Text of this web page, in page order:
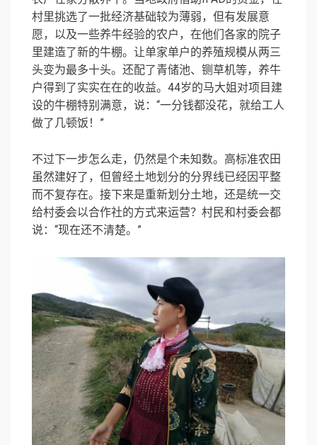
村里挑选了一批经济基础较为薄弱，但有发展意
愿，以及一些养牛经验的农户，在他们各家的院子
里建造了新的牛棚。让单家单户的养殖规模从两三
头变为最多十头。还配了青储池、铡草机等，养牛
户得到了实实在在的收益。44岁的马大姐对项目建
设的牛棚特别满意，说：“一分钱都没花，就给工人
做了几顿饭！”
不过下一步怎么走，仍然是个未知数。高标准农田
虽然建好了，但曾经土地划分的分界线已经因平整
而不复存在。接下来是重新划分土地，还是统一交
给村委会以合作社的方式来运营？村民和村委会都
说：“现在还不清楚。”